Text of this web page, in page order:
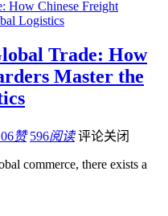
Trade: How
Master the
赞 596阅读 评论关闭
commerce, there exists a